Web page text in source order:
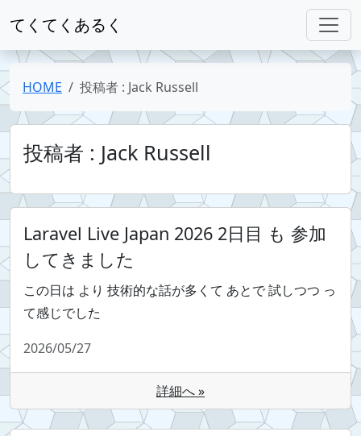
てくてくあるく
HOME 投稿者 : Jack Russell
投稿者 : Jack Russell
Laravel Live Japan 2026 2日目 も 参加
してきました
この日は より 技術的な話が多くて あとで 試しつつ っ
て感じでした
2026/05/27
詳細へ »